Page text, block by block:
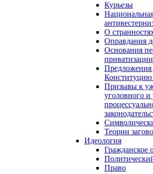
Курьезы
О
Оправдания
Основания
приватизации
Предложения
Конституцию
Призывы к
уголовного и
Теории
Идеология
Гражданское
Право